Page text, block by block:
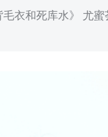
衣和死库水》 尤蜜